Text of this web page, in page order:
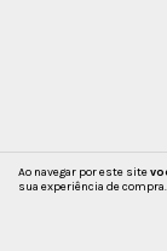
Ao navegar por este site
sua experiência de compra.